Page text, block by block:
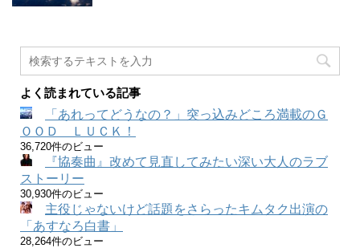
よく読まれている記事
「あれってどうなの？」突っ込みどころ満載のＧ
ＯＯＤ ＬＵＣＫ！
36,720件のビュー
『協奏曲』改めて見直してみたい深い大人のラブ
ストーリー
30,930件のビュー
主役じゃないけど話題をさらったキムタク出演の
「あすなろ白書」
28,264件のビュー